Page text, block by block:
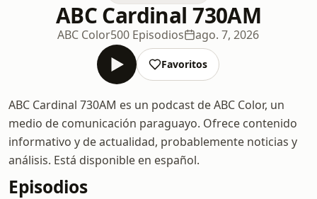
ABC Cardinal 730AM
ABC Color500 Episodios ago. 7, 2026
Favoritos
ABC Cardinal 730AM es un podcast de ABC Color, un
medio de comunicación paraguayo. Ofrece contenido
informativo y de actualidad, probablemente noticias y
análisis. Está disponible en español.
Episodios